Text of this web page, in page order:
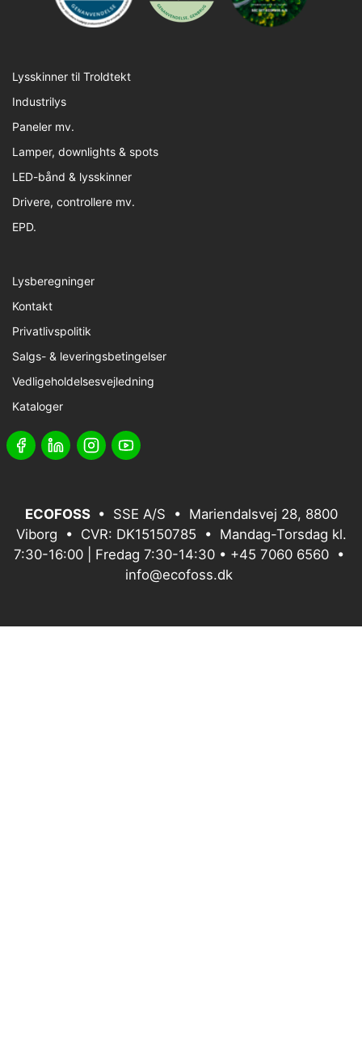
Lysskinner til Troldtekt
Industrilys
Paneler mv.
Lamper, downlights & spots
LED-bånd & lysskinner
Drivere, controllere mv.
EPD.
Lysberegninger
Kontakt
Privatlivspolitik
Salgs- & leveringsbetingelser
Vedligeholdelsesvejledning
Kataloger
ECOFOSS • SSE A/S • Mariendalsvej 28, 8800
Viborg • CVR: DK15150785 • Mandag-Torsdag kl.
7:30-16:00 | Fredag 7:30-14:30 • +45 7060 6560 •
info@ecofoss.dk